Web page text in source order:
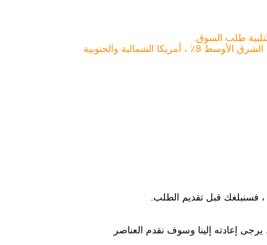
طلب السوق.
لدينا حصة سوقية عالية في السوق الخارجية والسوق المحلية ، جنوب شرق آسيا 60٪ ، روسيا 10٪ ، الشرق الأوسط 8٪ ، أمريكا الشمالية والجنوبية
يرجى إعادته إلينا وسوف نقدم العناصر